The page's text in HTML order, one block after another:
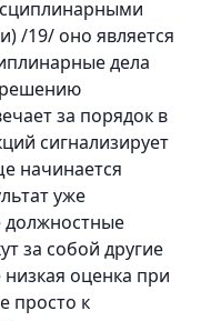
/19/ оно является
дела
решению
за порядок в
сигнализирует
начинается
уже
должностные
за собой другие
оценка при
просто к